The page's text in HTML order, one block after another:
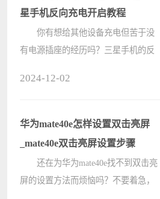
星手机反向充电开启教程
你有想给其他设备充电但苦于没
有电源插座的经历吗？三星手机的反
机、智能手表或其他手机，提供电
2024-12-02
华为mate40e怎样设置双击亮屏
_mate40e双击亮屏设置步骤
还在为华为mate40e找不到双击亮
屏的设置方法而烦恼吗？不要着急，